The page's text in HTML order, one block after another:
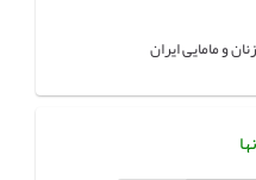
و مامایی ایران